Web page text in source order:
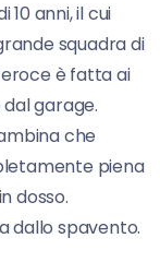
anni, il cui
squadra di
è fatta ai
garage.
che
piena
dosso.
dallo spavento.